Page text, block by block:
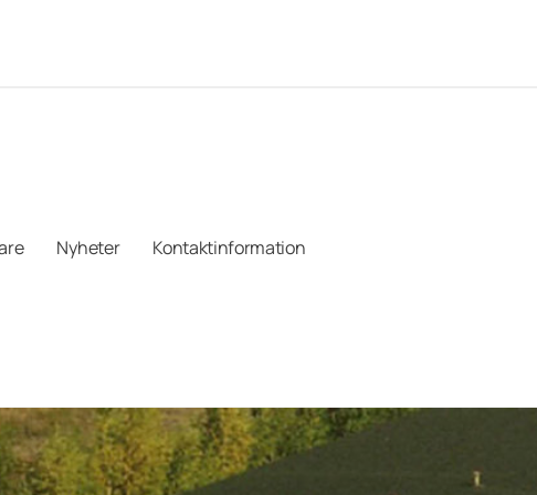
Nyheter Kontaktinformation